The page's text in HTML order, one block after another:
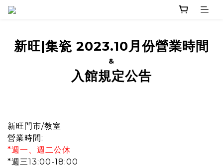
新旺|集瓷 2023.10月份營業時間
&
入館規定公告
新旺門市/教室
營業時間:
*週一、週二公休
*週三13:00-18:00